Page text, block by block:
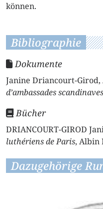
können.
Bibliographie
Dokumente
Janine Driancourt-Girod,
d’ambassades
Bücher
DRIANCOURT-GIROD
luthériens de Paris, Albin
Dazugehörige